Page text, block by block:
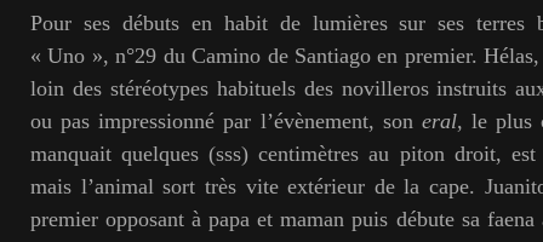
Pour ses débuts en habit de lumières sur ses terres
« Uno », n°29 du Camino de Santiago en premier.
loin des stéréotypes habituels des novilleros instruits
ou pas impressionné par l’évènement, son eral, le plus
manquait quelques (sss) centimètres au piton droit,
mais l’animal sort très vite extérieur de la cape.
premier opposant à papa et maman puis débute sa